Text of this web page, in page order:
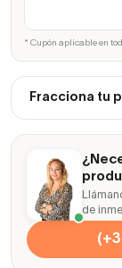
* Cupón aplicable en
Fracciona tu
de